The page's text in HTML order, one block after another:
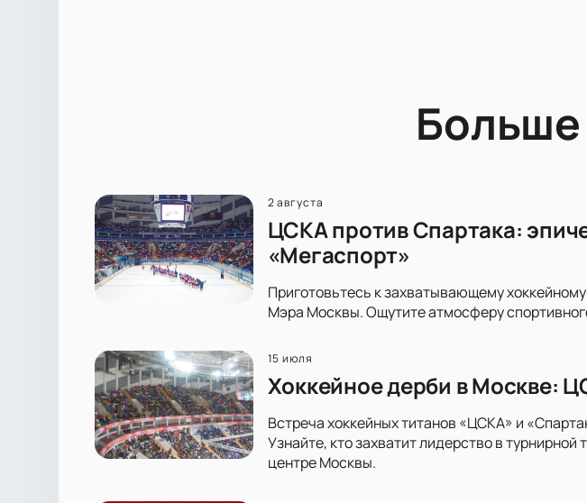
2 августа
ЦСКА против Спартака:
«Мегаспорт»
Приготовьтесь к захватывающему
Мэра Москвы. Ощутите атмосферу
15 июля
Хоккейное дерби в Москве:
Встреча хоккейных титанов «ЦСКА» и
Узнайте, кто захватит лидерство в
центре Москвы.